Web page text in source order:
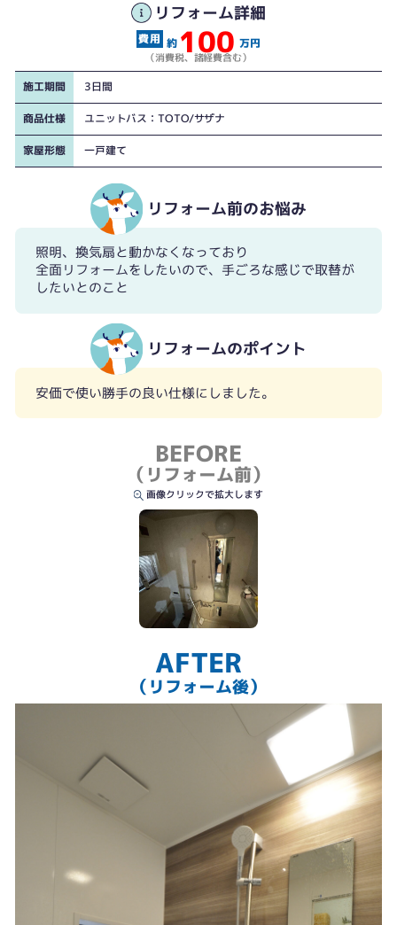
リフォーム詳細
約 100 万円
（消費税、諸経費含む）
施工期間 3日間
商品仕様 ユニットバス：TOTO/サザナ
家屋形態 一戸建て
リフォーム前のお悩み
照明、換気扇と動かなくなっており
全面リフォームをしたいので、手ごろな感じで取替が
したいとのこと
リフォームのポイント
安価で使い勝手の良い仕様にしました。
BEFORE
（リフォーム前）
画像クリックで拡大します
AFTER
（リフォーム後）